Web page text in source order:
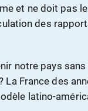
et ne doit pas
des
notre pays sans
La France des
latino-